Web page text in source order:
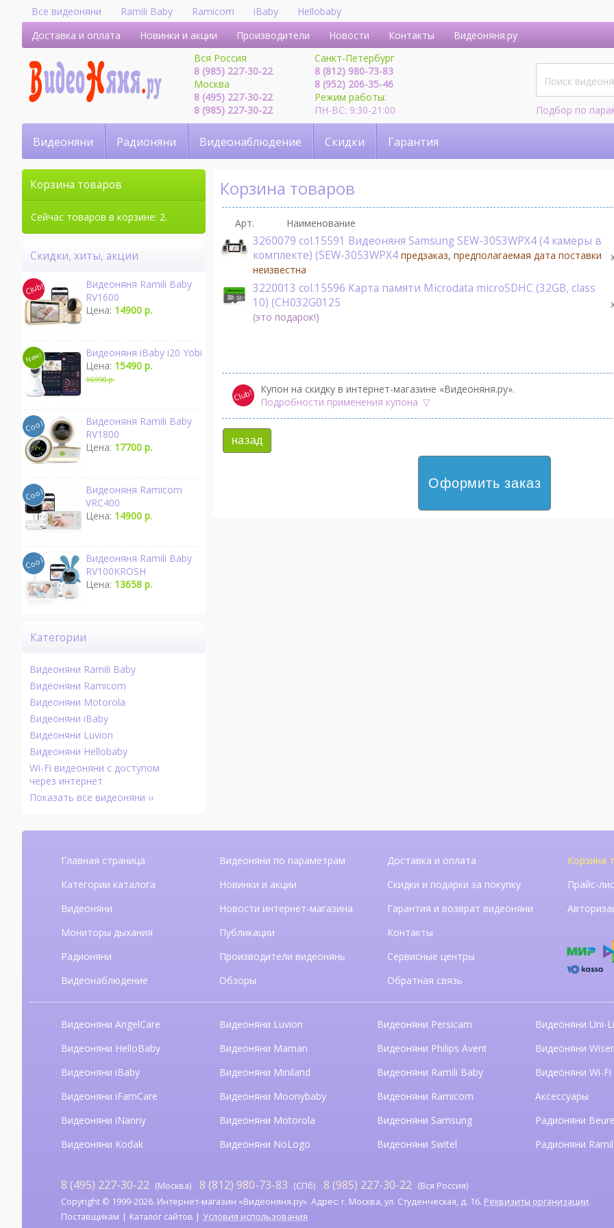
Все видеоняни Ramili Baby Ramicom iBaby
Hellobaby
Доставка и оплата
Новинки и акции Производители Новости Контакты
Видеоняня.ру
Вся Россия
8 (985) 227-30-22
Москва
8 (495) 227-30-22
8 (985) 227-30-22
Санкт-Петербург
8 (812) 980-73-83
8 (952) 206-35-46
Режим работы:
ПН-ВС: 9:30-21:00
Подбор по
Видеоняни Радионяни Видеонаблюдение Скидки Гарантия
Корзина товаров
Арт. Наименование
3260079 col.15591 Видеоняня Samsung SEW-3053WPX4 (4 камеры в
комплекте) (SEW-3053WPX4предзаказ, предполагаемая дата поставки
неизвестна
3220013 col.15596 Карта памяти Microdata microSDHC (32GB, class
10) (CH032G0125
(это подарок!)
Купон на скидку в интернет-магазине «Видеоняня.ру».
Подробности применения купона
назад
Оформить заказ
Корзина товаров
Сейчас товаров в корзине: 2.
Скидки, хиты, акции
Видеоняня Ramili Baby
RV1600
Цена: 14900 р.
Видеоняня iBaby i20 Yobi
Цена: 15490 р.
16990 р.
Видеоняня Ramili Baby
RV1800
Цена: 17700 р.
Видеоняня Ramicom
VRC400
Цена: 14900 р.
Видеоняня Ramili Baby
RV100KROSH
Цена: 13658 р.
Категории
Видеоняни Ramili Baby
Видеоняни Ramicom
Видеоняни Motorola
Видеоняни iBaby
Видеоняни Luvion
Видеоняни Hellobaby
Wi-Fi видеоняни с доступом
через интернет
Показать все видеоняни ››
Главная страница
Категории каталога
Видеоняни
Мониторы дыхания
Радионяни
Видеонаблюдение
Видеоняни по параметрам
Новинки и акции
Новости интернет-магазина
Публикации
Производители видеонянь
Обзоры
Доставка и оплата
Скидки и подарки за покупку
Гарантия и возврат видеоняни
Контакты
Сервисные центры
Обратная связь
Корзина
Прайс-
Видеоняни AngelCare
Видеоняни HelloBaby
Видеоняни iBaby
Видеоняни iFamCare
Видеоняни iNanny
Видеоняни Kodak
Видеоняни Luvion
Видеоняни Maman
Видеоняни Miniland
Видеоняни Moonybaby
Видеоняни Motorola
Видеоняни NoLogo
Видеоняни Persicam
Видеоняни Philips Avent
Видеоняни Ramili Baby
Видеоняни Ramicom
Видеоняни Samsung
Видеоняни Switel
Видеоняни Uni-
Видеоняни
Видеоняни Wi-Fi
Аксессуары
Радионяни
Радионяни Ramili
8 (495) 227-30-22 (Москва) 8 (812) 980-73-83 (СПб) 8 (985) 227-30-22 (Вся Россия)
Copyright © 1999-2026. Интернет-магазин «Видеоняня.ру». Адрес: г. Москва, ул. Студенческая, д. 16. Реквизиты организации.
Поставщикам
Каталог сайтов Условия использования